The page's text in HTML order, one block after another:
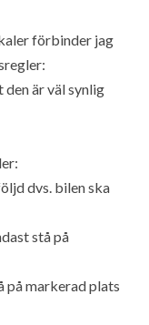
förbinder jag
den är väl synlig
dvs. bilen ska
stå på
på markerad plats